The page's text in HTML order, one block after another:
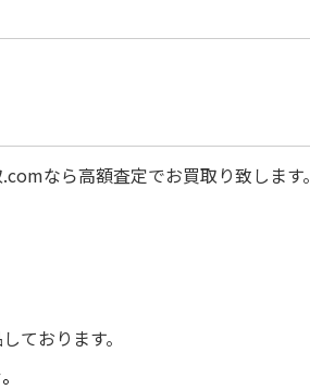
なら高額査定でお買取り致します。
ております。